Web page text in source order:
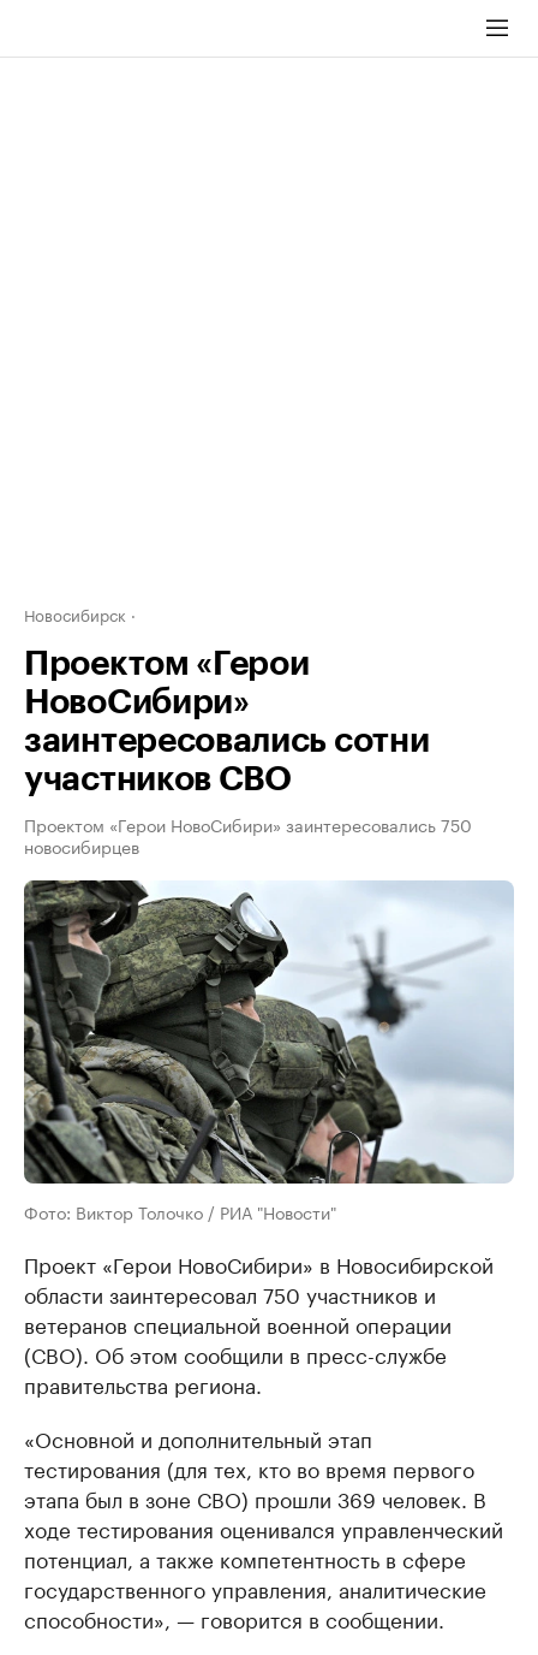
Новосибирск
Проектом «Герои
НовоСибири»
заинтересовались сотни
участников СВО
Проектом «Герои НовоСибири» заинтересовались 750
новосибирцев
Фото: Виктор Толочко / РИА "Новости"
Проект «Герои НовоСибири» в Новосибирской
области заинтересовал 750 участников и
ветеранов специальной военной операции
(СВО). Об этом сообщили в пресс-службе
правительства региона.
«Основной и дополнительный этап
тестирования (для тех, кто во время первого
этапа был в зоне СВО) прошли 369 человек. В
ходе тестирования оценивался управленческий
потенциал, а также компетентность в сфере
государственного управления, аналитические
способности», — говорится в сообщении.